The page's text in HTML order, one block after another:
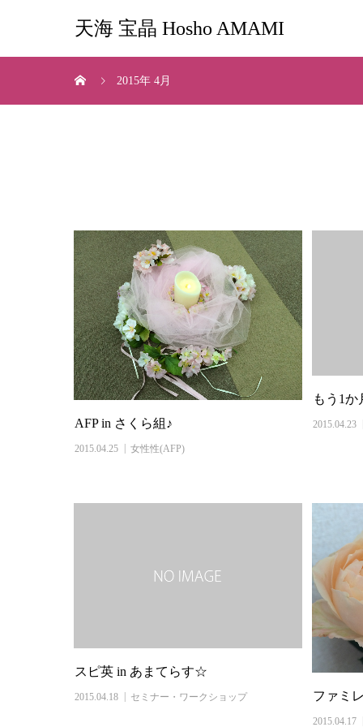
天海 宝晶 Hosho AMAMI
2015年 4月
AFP in さくら組♪
2015.04.25 女性性(AFP)
もう1か
2015.04.23
スピ英 in あまてらす☆
2015.04.18 セミナー・ワークショップ ファミ
2015.04.17